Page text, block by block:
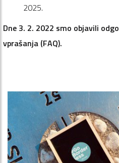
2025.
Dne 3. 2. 2022 smo objavili
vprašanja (FAQ).